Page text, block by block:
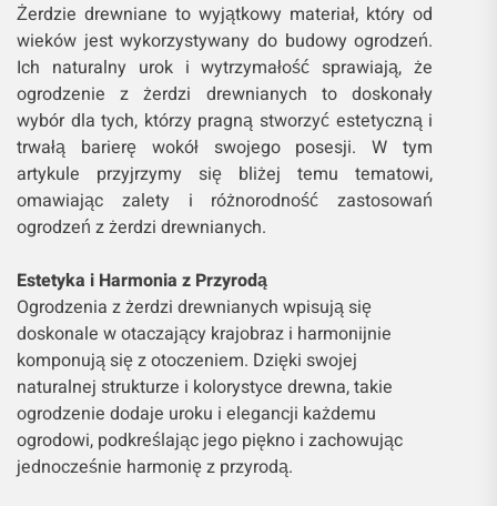
Żerdzie drewniane to wyjątkowy materiał, który od
wieków jest wykorzystywany do budowy ogrodzeń.
Ich naturalny urok i wytrzymałość sprawiają, że
ogrodzenie z żerdzi drewnianych to doskonały
wybór dla tych, którzy pragną stworzyć estetyczną i
trwałą barierę wokół swojego posesji. W tym
artykule przyjrzymy się bliżej temu tematowi,
omawiając zalety i różnorodność zastosowań
ogrodzeń z żerdzi drewnianych.
Estetyka i Harmonia z Przyrodą
Ogrodzenia z żerdzi drewnianych wpisują się
doskonale w otaczający krajobraz i harmonijnie
komponują się z otoczeniem. Dzięki swojej
naturalnej strukturze i kolorystyce drewna, takie
ogrodzenie dodaje uroku i elegancji każdemu
ogrodowi, podkreślając jego piękno i zachowując
jednocześnie harmonię z przyrodą.